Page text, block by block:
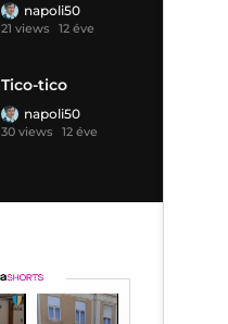
napoli50
21 views 12 éve
Tico-tico
napoli50
30 views 12 éve